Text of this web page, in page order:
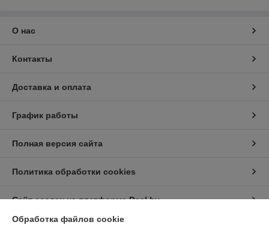
О нас
Контакты
Доставка и оплата
График работы
Полная версия сайта
Политика обработки cookies
Сайт создан на платформе Deal.by
Обработка файлов cookie